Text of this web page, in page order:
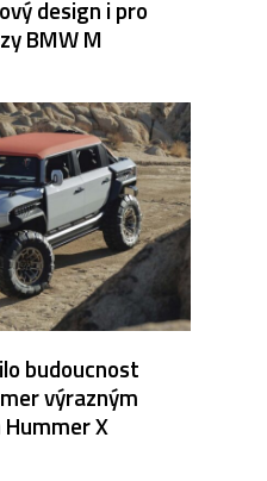
design i pro
BMW M
budoucnost
výrazným
X